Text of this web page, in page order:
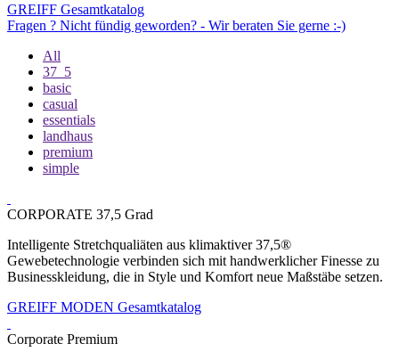
GREIFF Gesamtkatalog
Fragen ? Nicht fündig geworden? - Wir beraten Sie gerne :-)
All
37_5
basic
casual
essentials
landhaus
premium
simple
CORPORATE 37,5 Grad
Intelligente Stretchqualiäten aus klimaktiver 37,5®
Gewebetechnologie verbinden sich mit handwerklicher Finesse zu
Businesskleidung, die in Style und Komfort neue Maßstäbe setzen.
GREIFF MODEN Gesamtkatalog
Corporate Premium